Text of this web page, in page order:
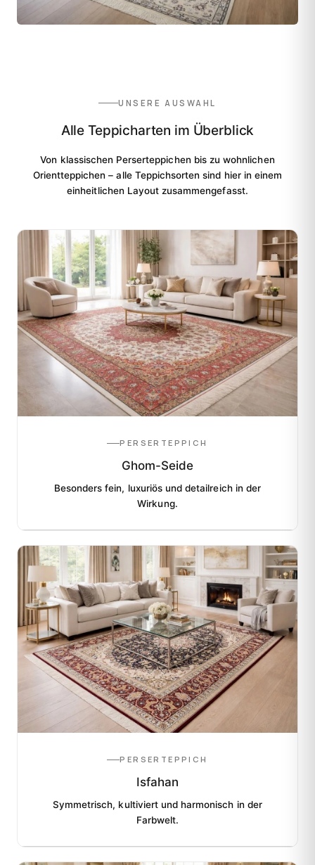
UNSERE AUSWAHL
Alle Teppicharten im Überblick
Von klassischen Perserteppichen bis zu wohnlichen
Orientteppichen – alle Teppichsorten sind hier in einem
einheitlichen Layout zusammengefasst.
PERSERTEPPICH
Ghom-Seide
Besonders fein, luxuriös und detailreich in der
Wirkung.
PERSERTEPPICH
Isfahan
Symmetrisch, kultiviert und harmonisch in der
Farbwelt.